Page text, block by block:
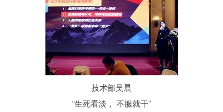
技术部吴晨
“生死看淡， 不服就干”